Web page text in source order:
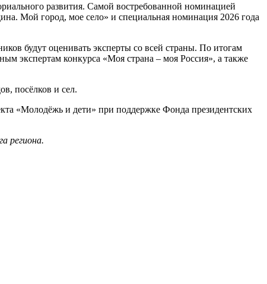
развития. Самой востребованной номинацией
Мой город, мое село» и специальная номинация 2026 года
будут оценивать эксперты со всей страны. По итогам
экспертам конкурса «Моя страна – моя Россия», а также
посёлков и сел.
«Молодёжь и дети» при поддержке Фонда президентских
региона.